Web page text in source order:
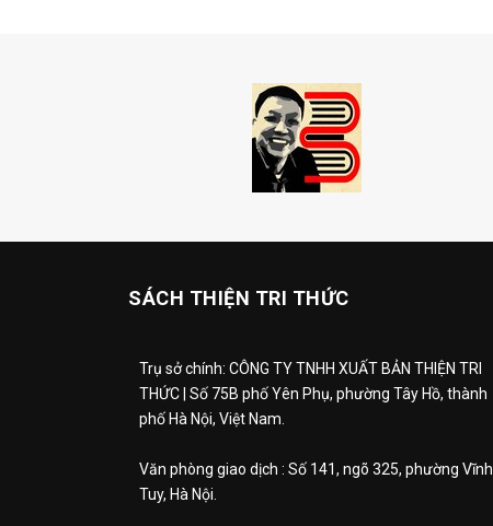
SÁCH THIỆN TRI THỨC
Trụ sở chính: CÔNG TY TNHH XUẤT BẢN THIỆN TRI
THỨC | Số 75B phố Yên Phụ, phường Tây Hồ, thành
phố Hà Nội, Việt Nam.
Văn phòng giao dịch : Số 141, ngõ 325, phường Vĩnh
Tuy, Hà Nội.